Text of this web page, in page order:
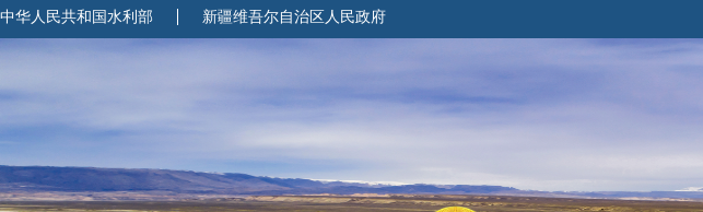
中华人民共和国水利部 新疆维吾尔自治区人民政府